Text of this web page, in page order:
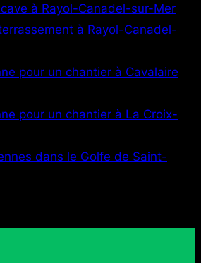
à Rayol-Canadel-sur-Mer
à Rayol-Canadel-
pour un chantier à Cavalaire
pour un chantier à La Croix-
dans le Golfe de Saint-